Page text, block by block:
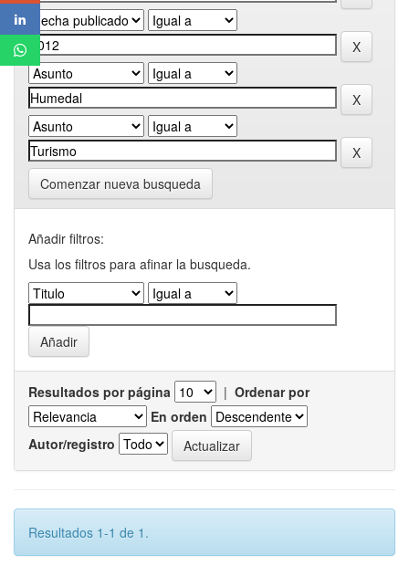
Comenzar nueva busqueda
Añadir filtros:
Usa los filtros para afinar la busqueda.
Resultados por página | Ordenar por
En orden
Autor/registro
Resultados 1-1 de 1.